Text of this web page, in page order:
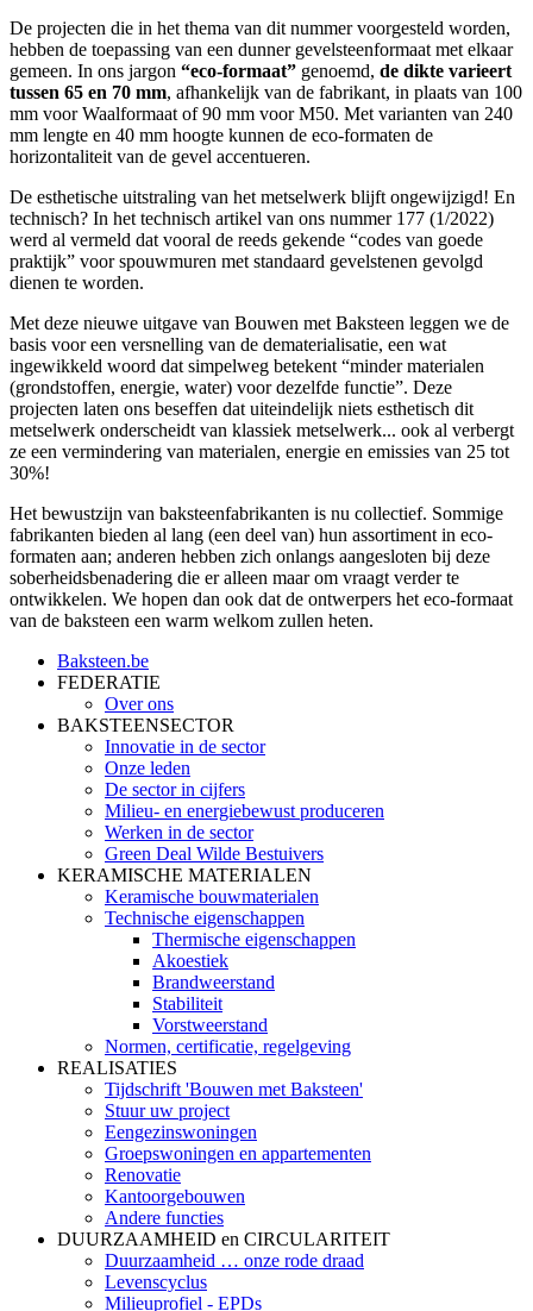
De projecten die in het thema van dit nummer voorgesteld worden,
hebben de toepassing van een dunner gevelsteenformaat met elkaar
gemeen. In ons jargon “eco-formaat” genoemd, de dikte varieert
tussen 65 en 70 mm, afhankelijk van de fabrikant, in plaats van 100
mm voor Waalformaat of 90 mm voor M50. Met varianten van 240
mm lengte en 40 mm hoogte kunnen de eco-formaten de
horizontaliteit van de gevel accentueren.
De esthetische uitstraling van het metselwerk blijft ongewijzigd! En
technisch? In het technisch artikel van ons nummer 177 (1/2022)
werd al vermeld dat vooral de reeds gekende “codes van goede
praktijk” voor spouwmuren met standaard gevelstenen gevolgd
dienen te worden.
Met deze nieuwe uitgave van Bouwen met Baksteen leggen we de
basis voor een versnelling van de dematerialisatie, een wat
ingewikkeld woord dat simpelweg betekent “minder materialen
(grondstoffen, energie, water) voor dezelfde functie”. Deze
projecten laten ons beseffen dat uiteindelijk niets esthetisch dit
metselwerk onderscheidt van klassiek metselwerk... ook al verbergt
ze een vermindering van materialen, energie en emissies van 25 tot
30%!
Het bewustzijn van baksteenfabrikanten is nu collectief. Sommige
fabrikanten bieden al lang (een deel van) hun assortiment in eco-
formaten aan; anderen hebben zich onlangs aangesloten bij deze
soberheidsbenadering die er alleen maar om vraagt verder te
ontwikkelen. We hopen dan ook dat de ontwerpers het eco-formaat
van de baksteen een warm welkom zullen heten.
Baksteen.be
FEDERATIE
Over ons
BAKSTEENSECTOR
Innovatie in de sector
Onze leden
De sector in cijfers
Milieu- en energiebewust produceren
Werken in de sector
Green Deal Wilde Bestuivers
KERAMISCHE MATERIALEN
Keramische bouwmaterialen
Technische eigenschappen
Thermische eigenschappen
Akoestiek
Brandweerstand
Stabiliteit
Vorstweerstand
Normen, certificatie, regelgeving
REALISATIES
Tijdschrift 'Bouwen met Baksteen'
Stuur uw project
Eengezinswoningen
Groepswoningen en appartementen
Renovatie
Kantoorgebouwen
Andere functies
DUURZAAMHEID en CIRCULARITEIT
Duurzaamheid … onze rode draad
Levenscyclus
Milieuprofiel - EPDs